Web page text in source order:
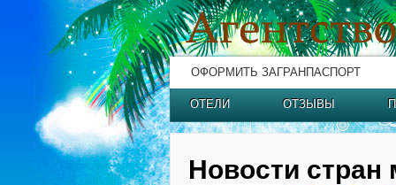
ОФОРМИТЬ ЗАГРАНПАСПОРТ
ОТЕЛИ ОТЗЫВЫ
Новости стран